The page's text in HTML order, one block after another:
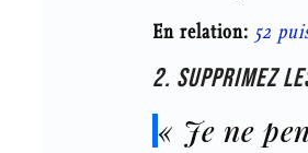
En relation: 52
2. SUPPRIMEZ
« Je ne